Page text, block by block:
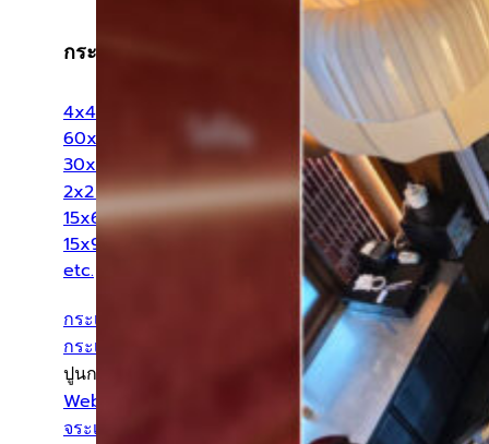
กระเบื้องแยกตามขนาด
4x4 นิ้ว
60x60 cm
30x60 cm
2x2 นิ้ว
15x60 cm
15x90 cm
etc.
กระเบื้องแยกตามสี
กระเบื้องแยกตามลวดลาย
ปูนกาว ยาแนว
Weber เวเบอร์
จระเข้